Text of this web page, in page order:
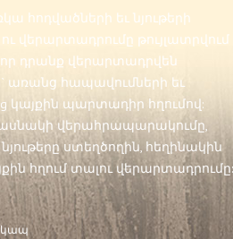
հոդվածների եւ նյութերի
վերարտադրումը թույլատրվում
դրանք վերարտադրվեն
առանց հապավումների եւ
կայքին պարտադիր հղումով:
վերահրապարակումը,
ստեղծողին, հեղինակին
հղում տալու վերարտադրումը: